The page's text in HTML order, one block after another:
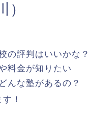
の評判はいいかな？
料金が知りたい
んな塾があるの？
！